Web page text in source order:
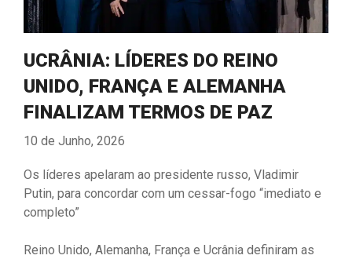
UCRÂNIA: LÍDERES DO REINO
UNIDO, FRANÇA E ALEMANHA
FINALIZAM TERMOS DE PAZ
10 de Junho, 2026
Os líderes apelaram ao presidente russo, Vladimir
Putin, para concordar com um cessar-fogo “imediato e
completo”
Reino Unido, Alemanha, França e Ucrânia definiram as